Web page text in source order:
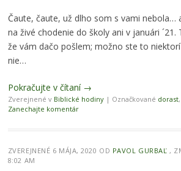
Čaute, čaute, už dlho som s vami nebola…
na živé chodenie do školy ani v januári
že vám dačo pošlem; možno ste to
nie…
Pokračujte v čítaní →
Zverejnené v Biblické hodiny | Označkované dorast,
Zanechajte komentár
ZVEREJNENÉ 6 MÁJA, 2020 OD PAVOL GURBAĽ ,
8:02 AM